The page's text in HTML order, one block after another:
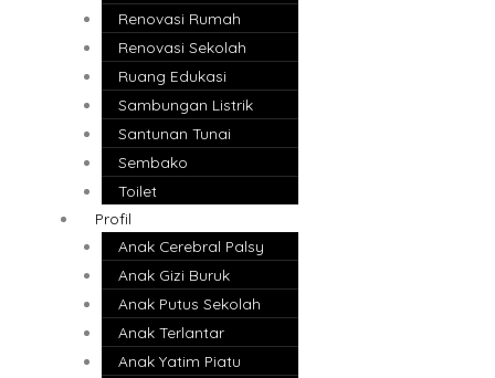
Renovasi Rumah
Renovasi Sekolah
Ruang Edukasi
Sambungan Listrik
Santunan Tunai
Sembako
Toilet
Profil
Anak Cerebral Palsy
Anak Gizi Buruk
Anak Putus Sekolah
Anak Terlantar
Anak Yatim Piatu